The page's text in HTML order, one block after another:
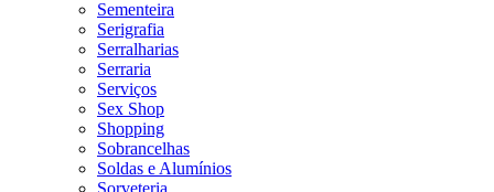
Sementeira
Serigrafia
Serralharias
Serraria
Serviços
Sex Shop
Shopping
Sobrancelhas
Soldas e Alumínios
Sorveteria